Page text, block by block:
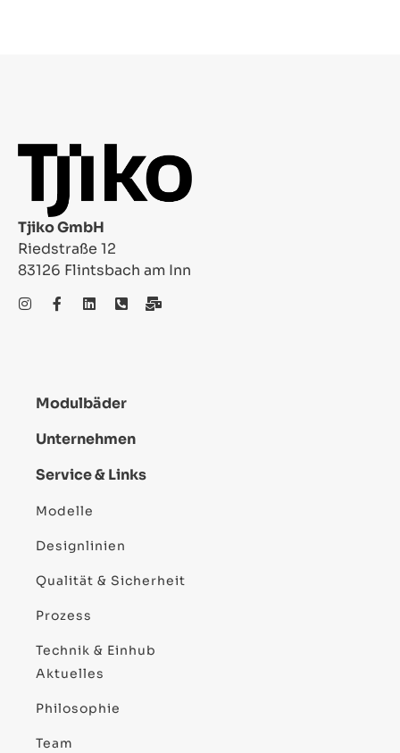
Tjiko GmbH
Riedstraße 12
83126 Flintsbach am Inn
Modulbäder
Unternehmen
Service & Links
Modelle
Designlinien
Qualität & Sicherheit
Prozess
Technik & Einhub
Aktuelles
Philosophie
Team